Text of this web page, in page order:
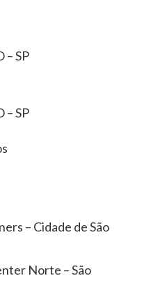
– SP
– SP
– Cidade de São
Norte – São